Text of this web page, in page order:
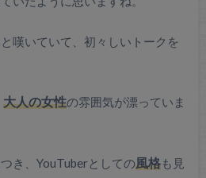
嘆いていて、初々しいトークを
大人の女性の雰囲気が漂っていま
き、YouTuberとしての風格も見